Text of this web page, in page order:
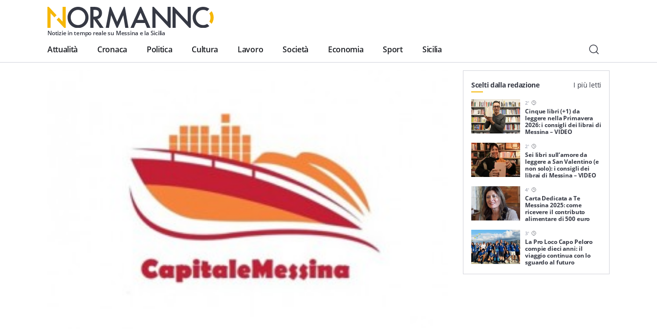
Notizie in tempo reale su Messina e la Sicilia
Attualità Cronaca Politica Cultura Lavoro Società Economia Sport Sicilia
Scelti dalla redazione I più letti
2'
Cinque libri (+1) da
leggere nella Primavera
2026: i consigli dei librai di
Messina – VIDEO
2'
Sei libri sull’amore da
leggere a San Valentino (e
non solo): i consigli dei
librai di Messina – VIDEO
4'
Carta Dedicata a Te
Messina 2025: come
ricevere il contributo
alimentare di 500 euro
3'
La Pro Loco Capo Peloro
compie dieci anni: il
viaggio continua con lo
sguardo al futuro